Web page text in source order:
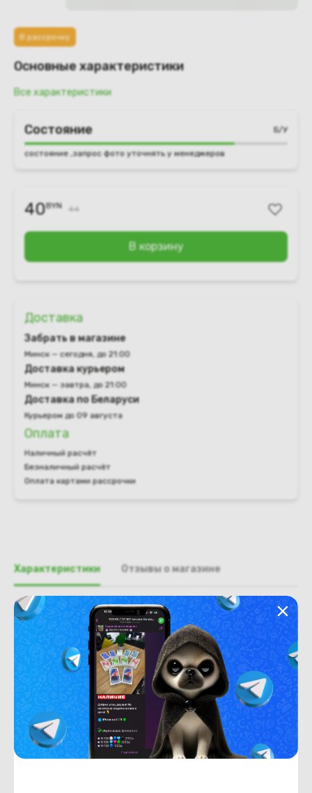
В рассрочку
Основные характеристики
Все характеристики
Состояние Б/У
состояние ,запрос фото уточнять у менеджеров
40BYN 44
В корзину
Доставка
Забрать в магазине
Минск — сегодня, до 21:00
Доставка курьером
Минск — завтра, до 21:00
Доставка по Беларуси
Курьером до 09 августа
Оплата
Наличный расчёт
Безналичный расчёт
Оплата картами рассрочки
Характеристики Отзывы о магазине
Общая информация
Производитель
Lenovo
Тип товара
Поддон, нижняя часть, корыто
Состояние
Недостатки
состояние ,запрос фото
уточнять у менеджеров
Состояние
Б/У